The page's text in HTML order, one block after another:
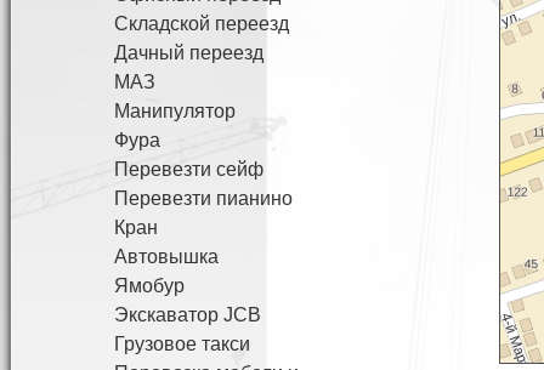
Складской переезд
Дачный переезд
МАЗ
Манипулятор
Фура
Перевезти сейф
Перевезти пианино
Кран
Автовышка
Ямобур
Экскаватор JCB
Грузовое такси